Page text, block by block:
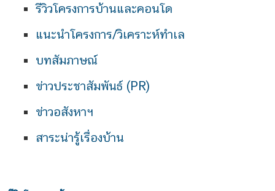
รีวิวโครงการบ้านและคอนโด
แนะนำโครงการ/วิเคราะห์ทำเล
บทสัมภาษณ์
ข่าวประชาสัมพันธ์ (PR)
ข่าวอสังหาฯ
สาระน่ารู้เรื่องบ้าน